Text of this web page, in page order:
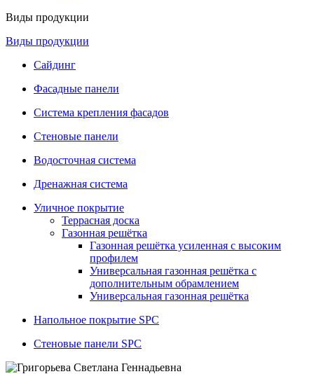
Виды продукции
Виды продукции
Сайдинг
Фасадные панели
Система крепления фасадов
Стеновые панели
Водосточная система
Дренажная система
Уличное покрытие
Террасная доска
Газонная решётка
Газонная решётка усиленная с высоким
профилем
Универсальная газонная решётка с
дополнительным обрамлением
Универсальная газонная решётка
Напольное покрытие SPC
Стеновые панели SPC